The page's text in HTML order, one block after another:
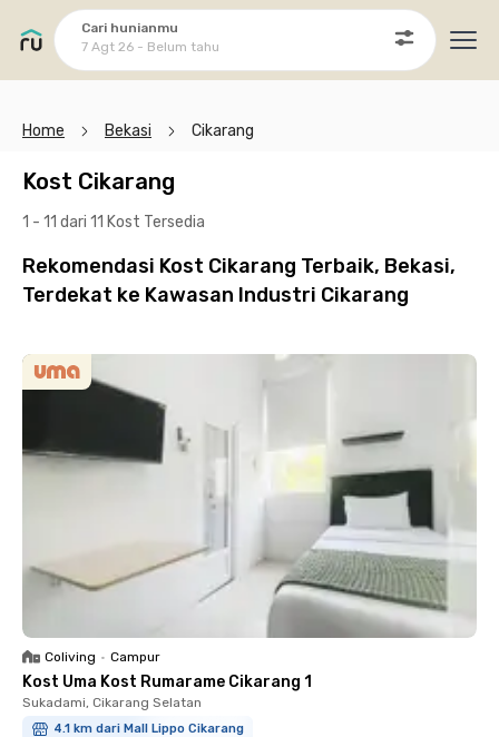
Cari hunianmu
7 Agt 26 - Belum tahu
Home Bekasi Cikarang
Kost Cikarang
1 - 11 dari 11 Kost Tersedia
Rekomendasi Kost Cikarang Terbaik, Bekasi,
Terdekat ke Kawasan Industri Cikarang
Coliving • Campur
Kost Uma Kost Rumarame Cikarang 1
Sukadami, Cikarang Selatan
4.1 km dari Mall Lippo Cikarang